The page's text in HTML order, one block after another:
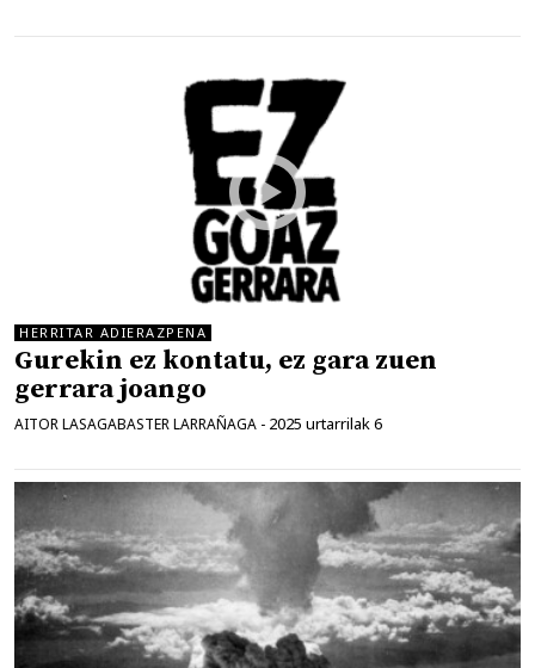
HERRITAR ADIERAZPENA
Gurekin ez kontatu, ez gara zuen
gerrara joango
AITOR LASAGABASTER LARRAÑAGA - 2025 urtarrilak 6